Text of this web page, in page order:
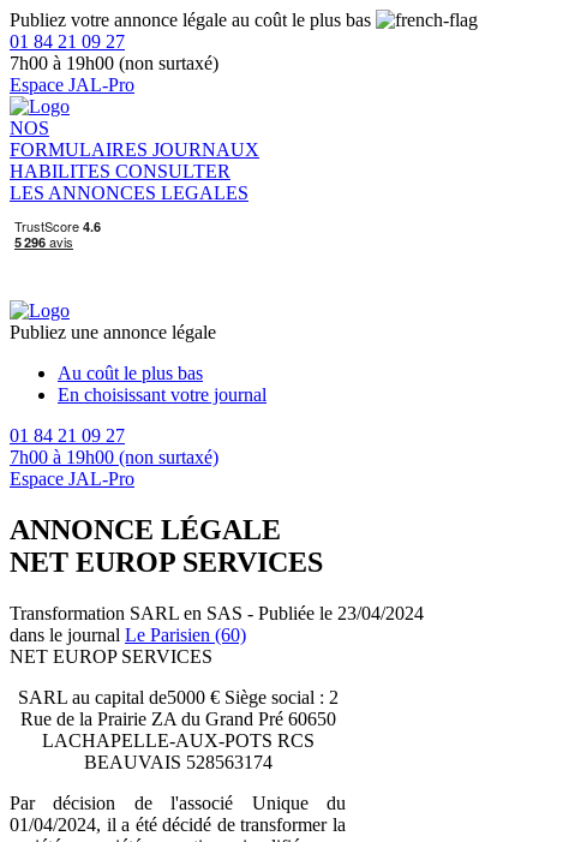
Publiez votre annonce légale au coût le plus bas
01 84 21 09 27
7h00 à 19h00 (non surtaxé)
Espace JAL-Pro
NOS
FORMULAIRES JOURNAUX
HABILITES CONSULTER
LES ANNONCES LEGALES
Publiez une annonce légale
Au coût le plus bas
En choisissant votre journal
01 84 21 09 27
7h00 à 19h00 (non surtaxé)
Espace JAL-Pro
ANNONCE LÉGALE
NET EUROP SERVICES
Transformation SARL en SAS - Publiée le 23/04/2024
dans le journal Le Parisien (60)
NET EUROP SERVICES
SARL au capital de5000 € Siège social : 2
Rue de la Prairie ZA du Grand Pré 60650
LACHAPELLE-AUX-POTS RCS
BEAUVAIS 528563174
Par décision de l'associé Unique du
01/04/2024, il a été décidé de transformer la